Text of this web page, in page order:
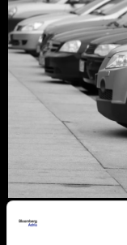
Srbija još
tržište se